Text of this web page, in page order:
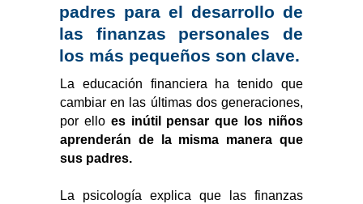
padres para el desarrollo de
las finanzas personales de
los más pequeños son clave.
La educación financiera ha tenido que
cambiar en las últimas dos generaciones,
por ello es inútil pensar que los niños
aprenderán de la misma manera que
sus padres.
La psicología explica que las finanzas